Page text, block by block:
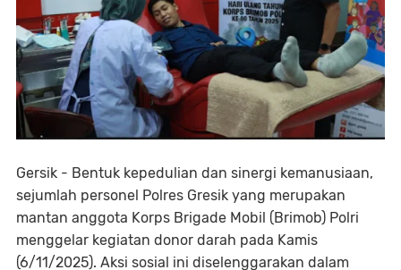
Gersik - Bentuk kepedulian dan sinergi kemanusiaan,
sejumlah personel Polres Gresik yang merupakan
mantan anggota Korps Brigade Mobil (Brimob) Polri
menggelar kegiatan donor darah pada Kamis
(6/11/2025). Aksi sosial ini diselenggarakan dalam